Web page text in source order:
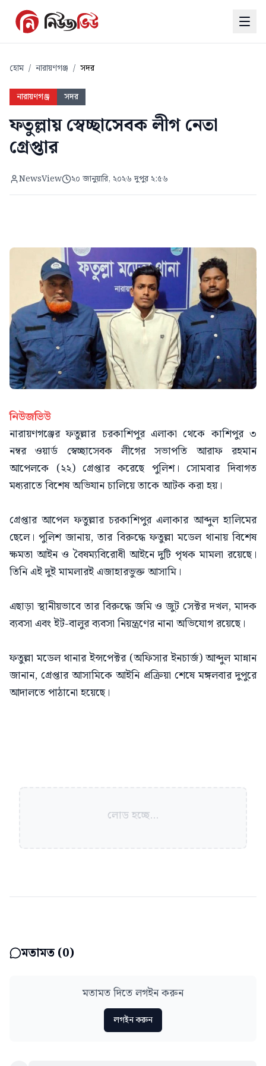
হোম / নারায়ণগঞ্জ / সদর
নারায়ণগঞ্জ সদর
ফতুল্লায় স্বেচ্ছাসেবক লীগ নেতা
গ্রেপ্তার
NewsView ২০ জানুয়ারি, ২০২৬ দুপুর ২:৫৬
নিউজভিউ
নারায়ণগঞ্জের ফতুল্লার চরকাশিপুর এলাকা থেকে কাশিপুর ৩
নম্বর ওয়ার্ড স্বেচ্ছাসেবক লীগের সভাপতি আরাফ রহমান
আপেলকে (২২) গ্রেপ্তার করেছে পুলিশ। সোমবার দিবাগত
মধ্যরাতে বিশেষ অভিযান চালিয়ে তাকে আটক করা হয়।
গ্রেপ্তার আপেল ফতুল্লার চরকাশিপুর এলাকার আব্দুল হালিমের
ছেলে। পুলিশ জানায়, তার বিরুদ্ধে ফতুল্লা মডেল থানায় বিশেষ
ক্ষমতা আইন ও বৈষম্যবিরোধী আইনে দুটি পৃথক মামলা রয়েছে।
তিনি এই দুই মামলারই এজাহারভুক্ত আসামি।
এছাড়া স্থানীয়ভাবে তার বিরুদ্ধে জমি ও জুট সেক্টর দখল, মাদক
ব্যবসা এবং ইট-বালুর ব্যবসা নিয়ন্ত্রণের নানা অভিযোগ রয়েছে।
ফতুল্লা মডেল থানার ইন্সপেক্টর (অফিসার ইনচার্জ) আব্দুল মান্নান
জানান, গ্রেপ্তার আসামিকে আইনি প্রক্রিয়া শেষে মঙ্গলবার দুপুরে
আদালতে পাঠানো হয়েছে।
লোড হচ্ছে...
মতামত (0)
মতামত দিতে লগইন করুন
লগইন করুন